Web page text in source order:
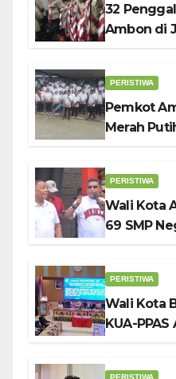
32
Ambon di
PERISTIWA
Pemkot
Merah
PERISTIWA
Wali Kota
69 SMP
PERISTIWA
Wali Kota
KUA-